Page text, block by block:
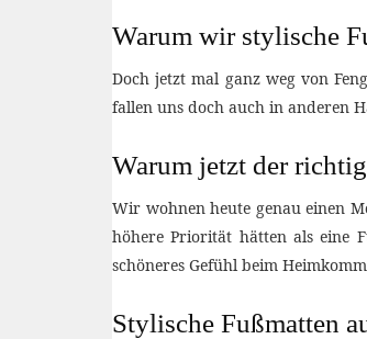
Warum wir stylische
Doch jetzt mal ganz weg von
fallen uns doch auch in anderen
Warum jetzt der
Wir wohnen heute genau einen
höhere Priorität hätten als eine
schöneres Gefühl beim
Stylische Fußmatten